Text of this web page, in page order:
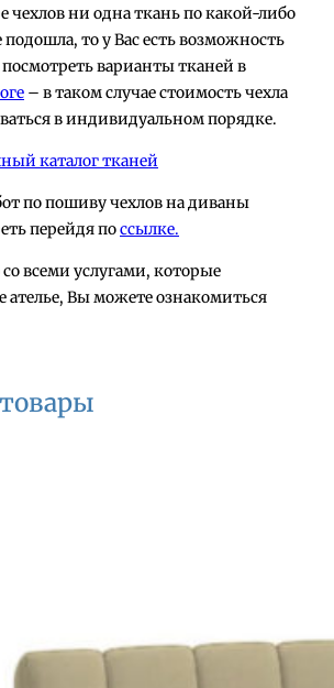
чехлов ни одна ткань по какой-либо
то у Вас есть возможность
варианты тканей в
– в таком случае стоимость чехла
в индивидуальном порядке.
каталог тканей
по пошиву чехлов на диваны
перейдя поссылке.
всеми услугами, которые
ателье, Вы можете ознакомиться